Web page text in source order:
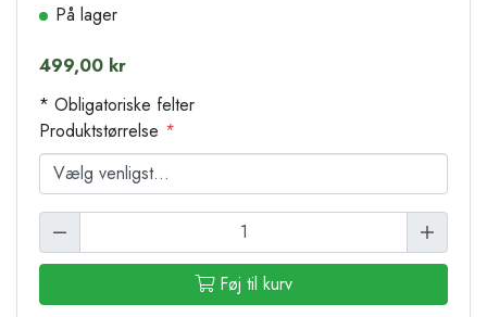
På lager
499,00 kr
* Obligatoriske felter
Produktstørrelse *
Føj til kurv